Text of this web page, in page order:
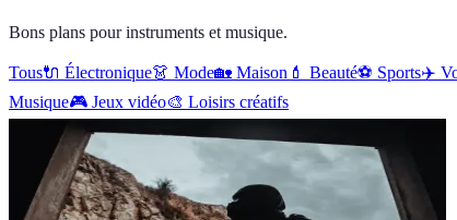
Bons plans pour instruments et musique.
Tous🔌 Électronique👗 Mode🏡 Maison 💄 Beauté⚽️ Sports✈️
Musique🎮 Jeux vidéo🎨 Loisirs créatifs